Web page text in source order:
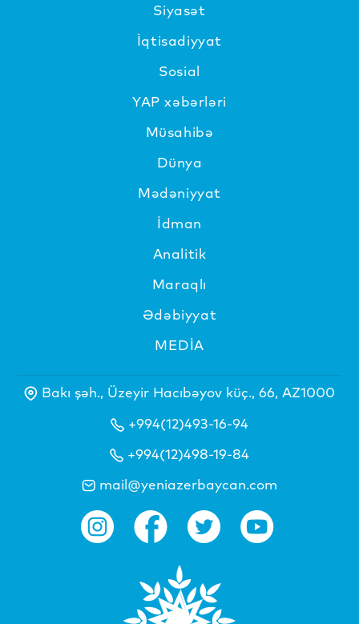
Siyasət
İqtisadiyyat
Sosial
YAP xəbərləri
Müsahibə
Dünya
Mədəniyyat
İdman
Analitik
Maraqlı
Ədəbiyyat
MEDİA
Bakı şəh., Üzeyir Hacıbəyov küç., 66, AZ1000
+994(12)493-16-94
+994(12)498-19-84
mail@yeniazerbaycan.com